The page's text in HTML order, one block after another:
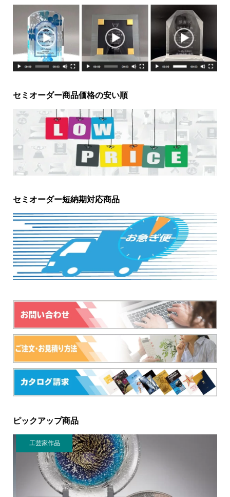
セミオーダー商品価格の安い順
セミオーダー短納期対応商品
ピックアップ商品
工芸家作品